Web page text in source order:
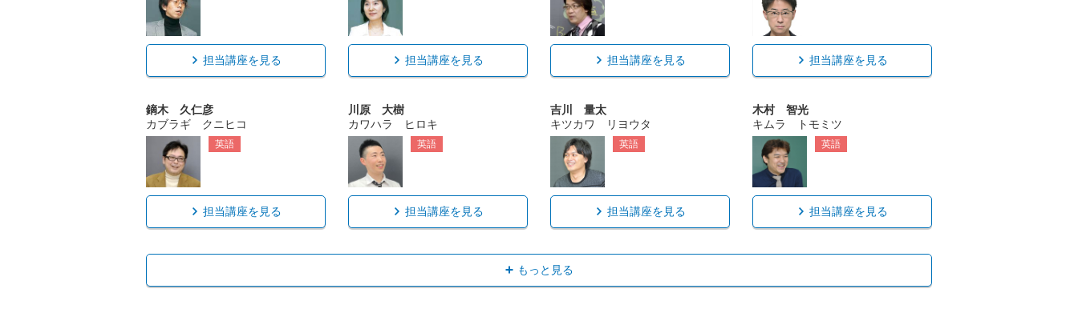
担当講座を見る 担当講座を見る 担当講座を見る 担当講座を見る
鏑木 久仁彦
カブラギ クニヒコ
英語
担当講座を見る
川原 大樹
カワハラ ヒロキ
英語
担当講座を見る
吉川 量太
キツカワ リヨウタ
英語
担当講座を見る
木村 智光
キムラ トモミツ
英語
担当講座を見る
もっと見る